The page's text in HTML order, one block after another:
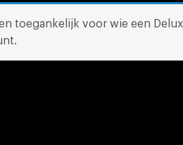
toegankelijk voor wie een